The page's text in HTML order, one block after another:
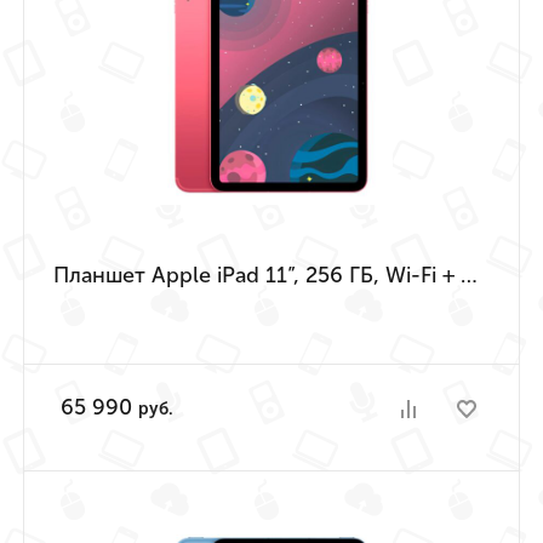
Планшет Apple iPad 11”, 256 ГБ, Wi-Fi + Cellular (Розовый | Pink) (A16 | 2025)
65 990 руб.